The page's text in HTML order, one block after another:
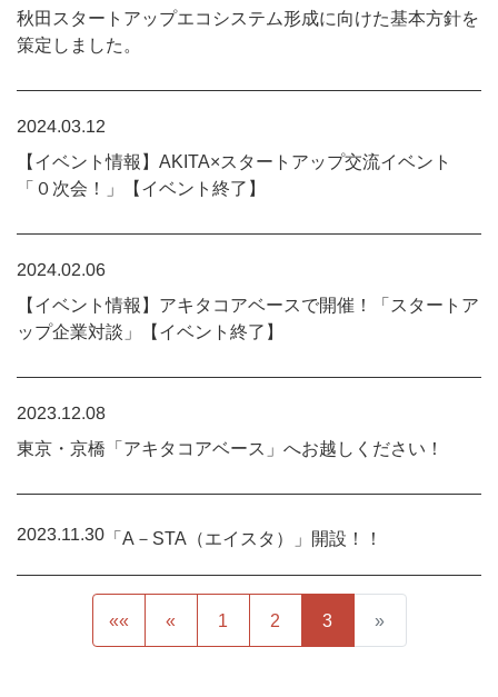
秋田スタートアップエコシステム形成に向けた基本方針を
策定しました。
2024.03.12
【イベント情報】AKITA×スタートアップ交流イベント
「０次会！」【イベント終了】
2024.02.06
【イベント情報】アキタコアベースで開催！「スタートア
ップ企業対談」【イベント終了】
2023.12.08
東京・京橋「アキタコアベース」へお越しください！
2023.11.30 「A－STA（エイスタ）」開設！！
«« « 1 2 3 »